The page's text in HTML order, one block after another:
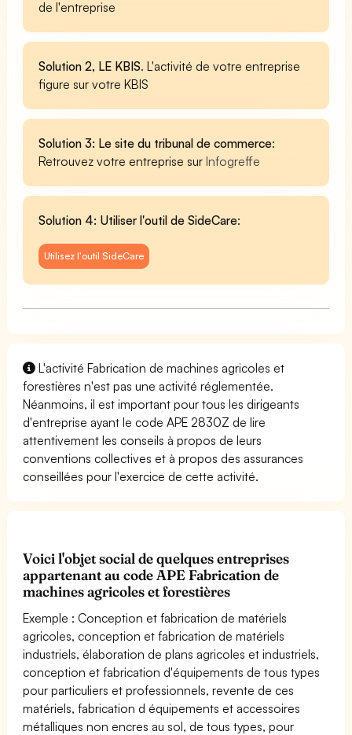
de l'entreprise
Solution 2, LE KBIS. L'activité de votre entreprise
figure sur votre KBIS
Solution 3: Le site du tribunal de commerce:
Retrouvez votre entreprise surInfogreffe
Solution 4: Utiliser l'outil de SideCare:
Utilisez l'outil SideCare
L'activité Fabrication de machines agricoles et
forestières n'est pas une activité réglementée.
Néanmoins, il est important pour tous les dirigeants
d'entreprise ayant le code APE 2830Z de lire
attentivement les conseils à propos de leurs
conventions collectives et à propos des assurances
conseillées pour l'exercice de cette activité.
Voici l'objet social de quelques entreprises
appartenant au code APE Fabrication de
machines agricoles et forestières
Exemple : Conception et fabrication de matériels
agricoles, conception et fabrication de matériels
industriels, élaboration de plans agricoles et industriels,
conception et fabrication d'équipements de tous types
pour particuliers et professionnels, revente de ces
matériels, fabrication d équipements et accessoires
métalliques non encres au sol, de tous types, pour